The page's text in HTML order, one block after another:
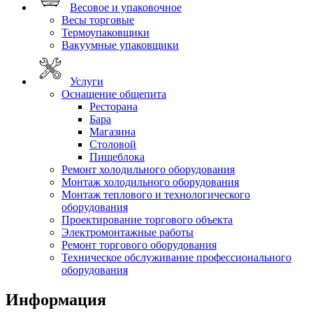
Весовое и упаковочное
Весы торговые
Термоупаковщики
Вакуумные упаковщики
Услуги
Оснащение общепита
Ресторана
Бара
Магазина
Столовой
Пищеблока
Ремонт холодильного оборудования
Монтаж холодильного оборудования
Монтаж теплового и технологического
оборудования
Проектирование торгового объекта
Электромонтажные работы
Ремонт торгового оборудования
Техническое обслуживание профессионального
оборудования
Информация